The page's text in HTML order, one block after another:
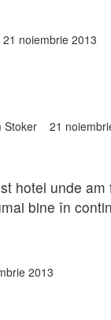
noiembrie 2013
Stoker 21
hotel unde
bine în
2013